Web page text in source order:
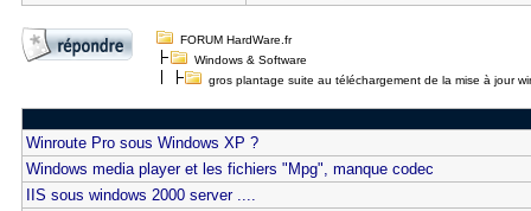
FORUM HardWare.fr
Windows & Software
gros plantage suite au téléchargement de la mise à jour
Winroute Pro sous Windows XP ?
Windows media player et les fichiers "Mpg", manque codec
IIS sous windows 2000 server ....